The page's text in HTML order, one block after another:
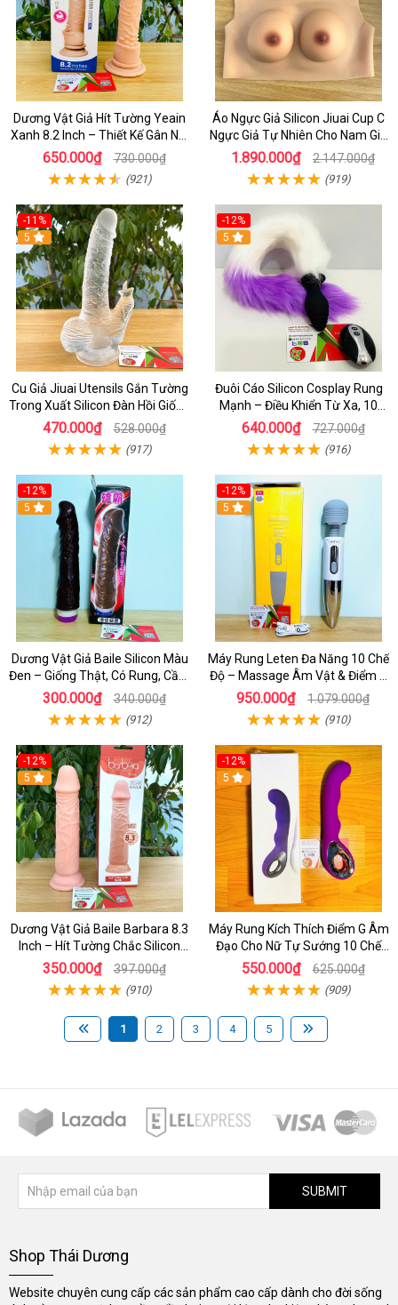
Dương Vật Giả Hít Tường Yeain
Xanh 8.2 Inch – Thiết Kế Gân Nổi
Chân Thật
650.000₫ 730.000₫
(921)
Áo Ngực Giả Silicon Jiuai Cup C
Ngực Giả Tự Nhiên Cho Nam Giả
Gái, Drag Queen
1.890.000₫ 2.147.000₫
(919)
-11%
5
Cu Giả Jiuai Utensils Gắn Tường
Trong Xuất Silicon Đàn Hồi Giống
Thật
470.000₫ 528.000₫
(917)
-12%
5
Đuôi Cáo Silicon Cosplay Rung
Mạnh – Điều Khiển Từ Xa, 10
Chế Độ Cực Kích Thích
640.000₫ 727.000₫
(916)
-12%
5
Dương Vật Giả Baile Silicon Màu
Đen – Giống Thật, Có Rung, Cầm
Tay Giá Rẻ
300.000₫ 340.000₫
(912)
-12%
5
Máy Rung Leten Đa Năng 10 Chế
Độ – Massage Âm Vật & Điểm G
Cực Phê Cho Nữ
950.000₫ 1.079.000₫
(910)
-12%
5
Dương Vật Giả Baile Barbara 8.3
Inch – Hít Tường Chắc Silicon
Giống Thật Cực Phê Cho Nữ Giới
350.000₫ 397.000₫
(910)
-12%
5
Máy Rung Kích Thích Điểm G Âm
Đạo Cho Nữ Tự Sướng 10 Chế
Độ Rung
550.000₫ 625.000₫
(909)
1 2 3 4 5
SUBMIT
Shop Thái Dương
Website chuyên cung cấp các sản phẩm cao cấp dành cho đời sống